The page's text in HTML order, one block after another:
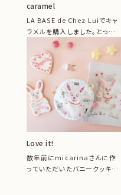
caramel
LA BASE de Chez Luiでキャ
ラメルを購入しました。とって
も美味しかったので...
Love it!
数年前にmicarinaさんに作
っていただいたバニークッキ